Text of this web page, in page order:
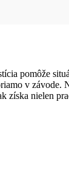
pomôže
v závode.
nielen